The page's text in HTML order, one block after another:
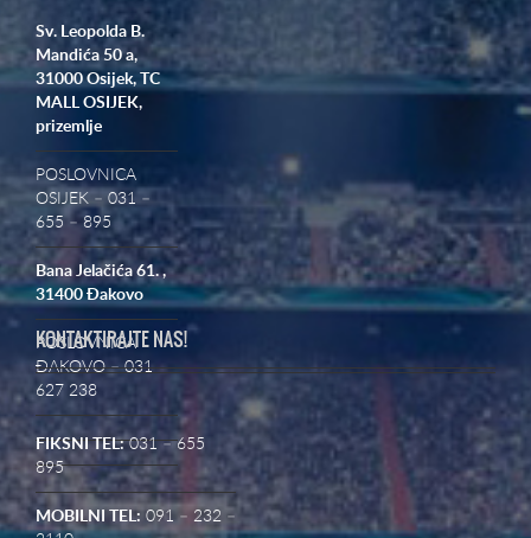
Sv. Leopolda B.
Mandića 50 a,
31000 Osijek, TC
MALL OSIJEK,
prizemlje
POSLOVNICA
OSIJEK – 031 –
655 – 895
Bana Jelačića 61. ,
31400 Đakovo
POSLOVNICA
ĐAKOVO – 031
627 238
KONTAKTIRAJTE NAS!
FIKSNI TEL:031 – 655
895
MOBILNI TEL: 091 – 232 –